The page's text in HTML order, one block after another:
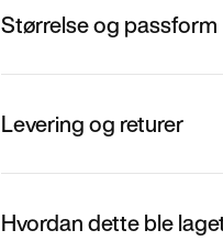
Størrelse og passform
Levering og returer
Hvordan dette ble